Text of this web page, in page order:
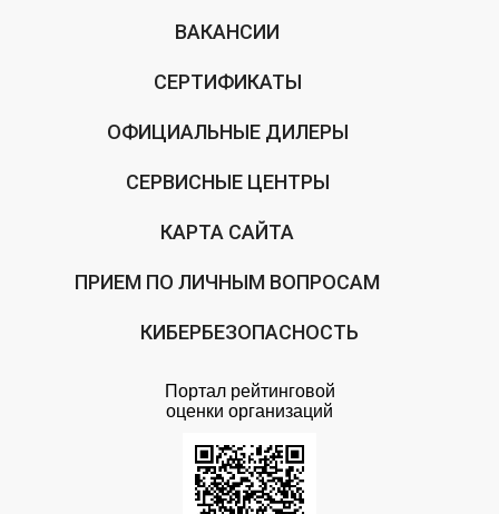
ВАКАНСИИ
СЕРТИФИКАТЫ
ОФИЦИАЛЬНЫЕ ДИЛЕРЫ
СЕРВИСНЫЕ ЦЕНТРЫ
КАРТА САЙТА
ПРИЕМ ПО ЛИЧНЫМ ВОПРОСАМ
КИБЕРБЕЗОПАСНОСТЬ
Портал рейтинговой
оценки организаций